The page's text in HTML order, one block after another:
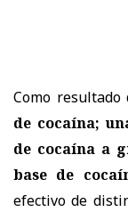
Como
de cocaína;
de cocaína a
base de
efectivo de